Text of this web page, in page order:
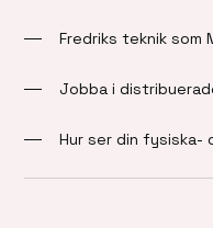
Fredriks teknik som
Jobba i
Hur ser din fysiska-